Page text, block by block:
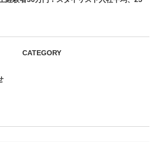
CATEGORY